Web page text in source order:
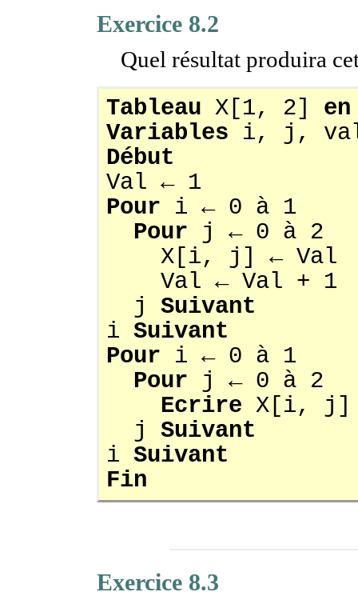
Exercice 8.2
Quel résultat produira
Tableau X[1, 2] en
Variables i, j,
Début
Val ← 1
Pour i ← 0 à 1
Pour j ← 0 à 2
X[i, j] ← Val
Val ← Val + 1
j Suivant
i Suivant
Pour i ← 0 à 1
Pour j ← 0 à 2
Ecrire X[i, j]
j Suivant
i Suivant
Fin
Exercice 8.3